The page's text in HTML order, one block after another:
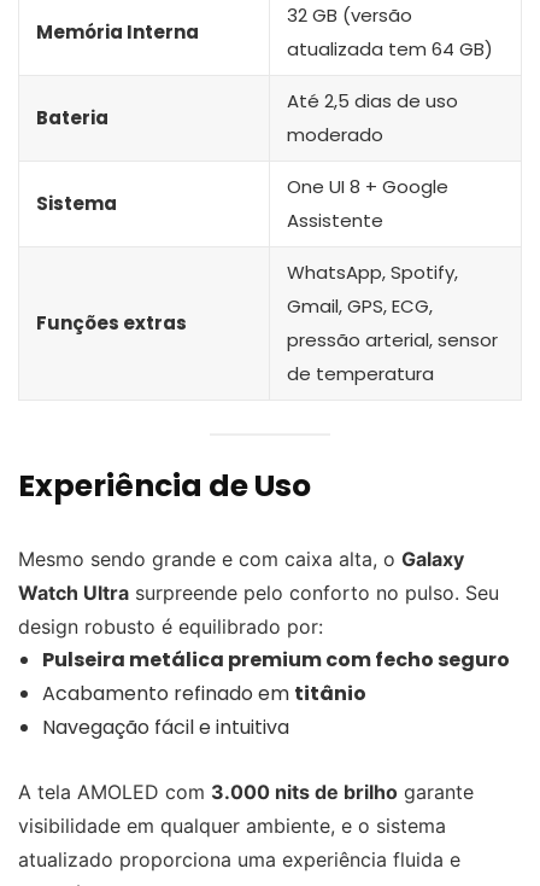
Memória Interna
32 GB (versão
atualizada tem 64 GB)
Bateria
Até 2,5 dias de uso
moderado
Sistema
One UI 8 + Google
Assistente
Funções extras
WhatsApp, Spotify,
Gmail, GPS, ECG,
pressão arterial, sensor
de temperatura
Experiência de Uso
Mesmo sendo grande e com caixa alta, o Galaxy
Watch Ultra surpreende pelo conforto no pulso. Seu
design robusto é equilibrado por:
Pulseira metálica premium com fecho seguro
Acabamento refinado em titânio
Navegação fácil e intuitiva
A tela AMOLED com 3.000 nits de brilho garante
visibilidade em qualquer ambiente, e o sistema
atualizado proporciona uma experiência fluida e